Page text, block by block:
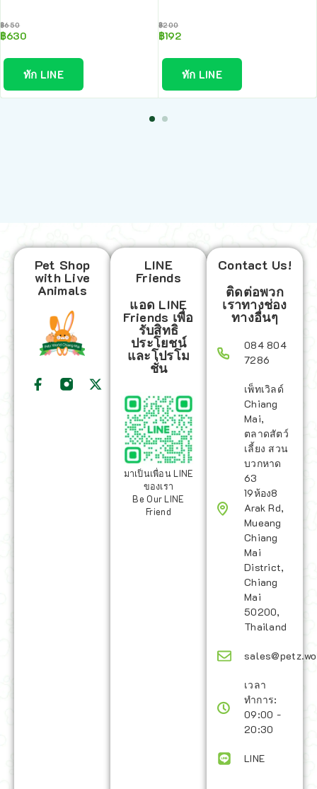
฿650
฿630
ทัก LINE
฿200
฿192
ทัก LINE
Pet Shop
with Live
Animals
LINE
Friends
แอด LINE
Friends เพื่อ
รับสิทธิ
ประโยชน์
และโปรโม
ชั่น
มาเป็นเพื่อน LINE
ของเรา
Be Our LINE
Friend
Contact Us!
ติดต่อพวก
เราทางช่อง
ทางอื่นๆ
084 804
7286
เพ็ทเวิลด์
Chiang
Mai,
ตลาดสัตว์
เลี้ยง สวน
บวกหาด
63
19ห้อง8
Arak Rd,
Mueang
Chiang
Mai
District,
Chiang
Mai
50200,
Thailand
เวลา
ทำการ:
09:00 -
20:30
LINE